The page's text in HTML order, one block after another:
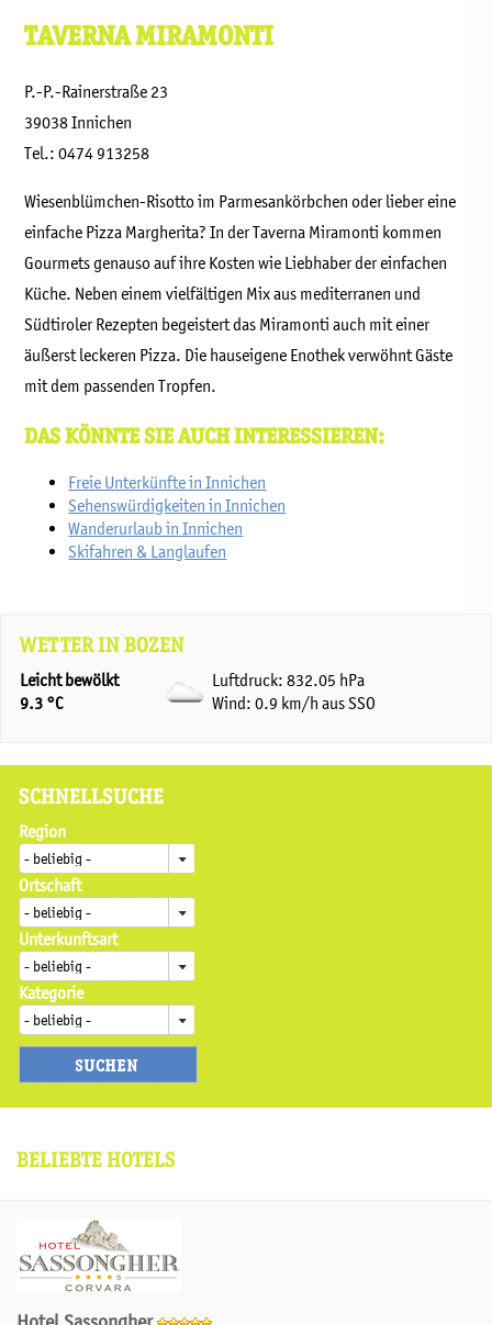
TAVERNA MIRAMONTI
P.-P.-Rainerstraße 23
39038 Innichen
Tel.: 0474 913258
Wiesenblümchen-Risotto im Parmesankörbchen oder lieber eine
einfache Pizza Margherita? In der Taverna Miramonti kommen
Gourmets genauso auf ihre Kosten wie Liebhaber der einfachen
Küche. Neben einem vielfältigen Mix aus mediterranen und
Südtiroler Rezepten begeistert das Miramonti auch mit einer
äußerst leckeren Pizza. Die hauseigene Enothek verwöhnt Gäste
mit dem passenden Tropfen.
DAS KÖNNTE SIE AUCH INTERESSIEREN:
Freie Unterkünfte in Innichen
Sehenswürdigkeiten in Innichen
Wanderurlaub in Innichen
Skifahren & Langlaufen
WETTER IN BOZEN
Leicht bewölkt
9.3 °C
Luftdruck: 832.05 hPa
Wind: 0.9 km/h aus SSO
SCHNELLSUCHE
Region
Ortschaft
Unterkunftsart
Kategorie
BELIEBTE HOTELS